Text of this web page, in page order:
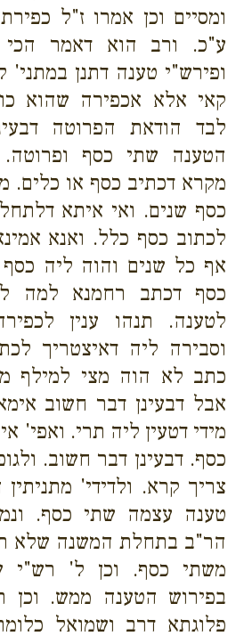
ומסיים וכן אמרו ז"ל
ע"כ. ורב הוא דאמר
ופירש"י טענה דתנן
קאי אלא אכפירה שהוא
לבד הודאת הפרוטה
הטענה שתי כסף
מקרא דכתיב כסף או כלים.
כסף שנים. ואי איתא
לכתוב כסף כלל. ואנא
אף כל שנים והוה ליה
כסף דכתב רחמנא למה
לטענה. תנהו ענין
וסבירה ליה דאיצטריך
כתב לא הוה מצי למילף
אבל דבעינן דבר חשוב
מידי דטעין ליה תרי. ואפי'
כסף. דבעינן דבר חשוב.
צריך קרא. ולדידי'
טענה עצמה שתי כסף.
הר"ב בתחלת המשנה שלא
משתי כסף. וכן ל' רש"י
בפירוש הטענה ממש. וכן
פלוגתא דרב ושמואל